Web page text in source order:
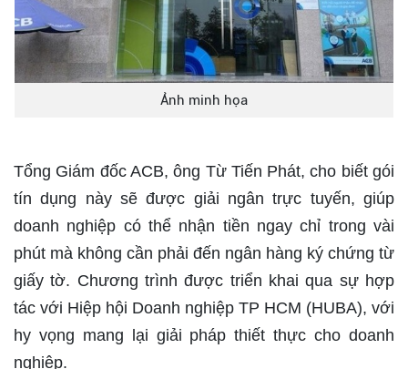
Ảnh minh họa
Tổng Giám đốc ACB, ông Từ Tiến Phát, cho biết gói
tín dụng này sẽ được giải ngân trực tuyến, giúp
doanh nghiệp có thể nhận tiền ngay chỉ trong vài
phút mà không cần phải đến ngân hàng ký chứng từ
giấy tờ. Chương trình được triển khai qua sự hợp
tác với Hiệp hội Doanh nghiệp TP HCM (HUBA), với
hy vọng mang lại giải pháp thiết thực cho doanh
nghiệp.